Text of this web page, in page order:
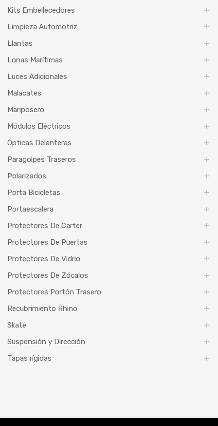
Kits Embellecedores
Limpieza Automotriz
Llantas
Lonas Marítimas
Luces Adicionales
Malacates
Mariposero
Módulos Eléctricos
Ópticas Delanteras
Paragolpes Traseros
Polarizados
Porta Bicicletas
Portaescalera
Protectores De Carter
Protectores De Puertas
Protectores De Vidrio
Protectores De Zócalos
Protectores Portón Trasero
Recubrimiento Rhino
Skate
Suspensión y Dirección
Tapas rígidas